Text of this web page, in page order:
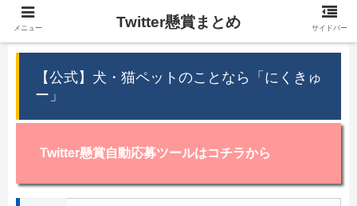
【公式】犬・猫ペットのことなら「にくきゅ
ー」
Twitter懸賞自動応募ツールはコチラから
メニュー Twitter懸賞まとめ サイドバー